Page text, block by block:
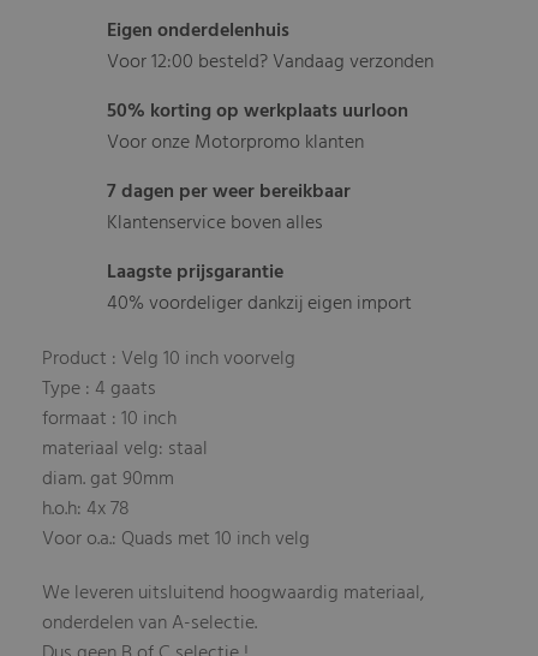
Eigen onderdelenhuis
Voor 12:00 besteld? Vandaag verzonden
50% korting op werkplaats uurloon
Voor onze Motorpromo klanten
7 dagen per weer bereikbaar
Klantenservice boven alles
Laagste prijsgarantie
40% voordeliger dankzij eigen import
Product : Velg 10 inch voorvelg
Type : 4 gaats
formaat : 10 inch
materiaal velg: staal
diam. gat 90mm
h.o.h: 4x 78
Voor o.a.: Quads met 10 inch velg
We leveren uitsluitend hoogwaardig materiaal,
onderdelen van A-selectie.